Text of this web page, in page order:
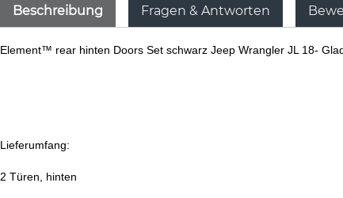
Beschreibung Fragen & Antworten
Element™ rear hinten Doors Set schwarz Jeep Wrangler JL 18-
Lieferumfang:
2 Türen, hinten